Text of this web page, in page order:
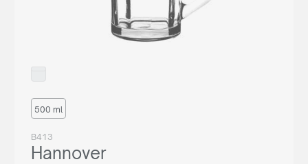
500 ml
B413
Hannover